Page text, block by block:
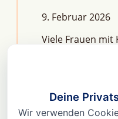
9. Februar 2026
Viele Frauen mit
kurze Antwort
Fruchtbarkeit
bringen. Denn